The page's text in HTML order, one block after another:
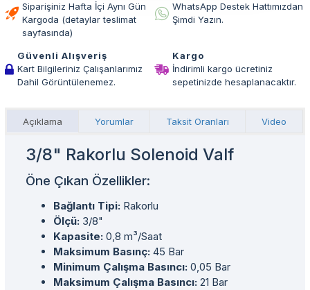
Siparişiniz Hafta İçi Aynı Gün
Kargoda (detaylar teslimat
sayfasında)
WhatsApp Destek Hattımızdan
Şimdi Yazın.
Güvenli Alışveriş
Kart Bilgileriniz Çalışanlarımız
Dahil Görüntülenemez.
Kargo
İndirimli kargo ücretiniz
sepetinizde hesaplanacaktır.
Açıklama Yorumlar Taksit Oranları Video
3/8" Rakorlu Solenoid Valf
Öne Çıkan Özellikler:
Bağlantı Tipi: Rakorlu
Ölçü: 3/8"
Kapasite: 0,8 m³/Saat
Maksimum Basınç: 45 Bar
Minimum Çalışma Basıncı: 0,05 Bar
Maksimum Çalışma Basıncı: 21 Bar